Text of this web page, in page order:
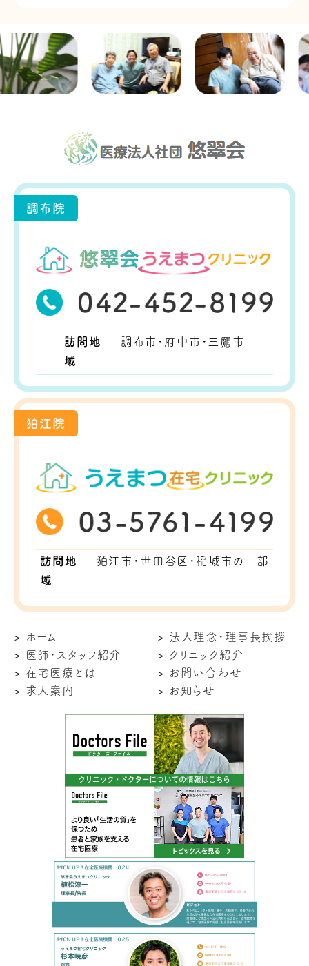
調布院
訪問地
域
調布市・府中市・三鷹市
狛江院
訪問地
域
狛江市・世田谷区・稲城市の一部
ホーム
法人理念・理事長挨拶
医師・スタッフ紹介
クリニック紹介
在宅医療とは
お問い合わせ
求人案内
お知らせ